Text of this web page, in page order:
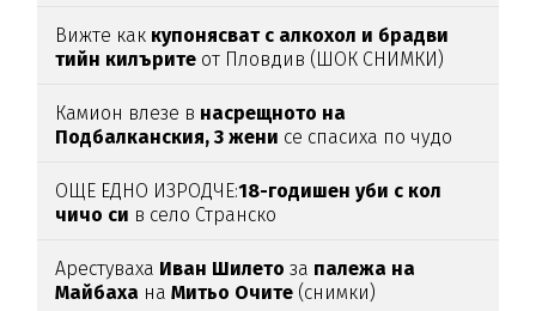
Вижте как купонясват с алкохол и брадви
тийн килърите от Пловдив (ШОК СНИМКИ)
Камион влезе в насрещното на
Подбалканския, 3 жени се спасиха по чудо
ОЩЕ ЕДНО ИЗРОДЧЕ:18-годишен уби с кол
чичо си в село Странско
Арестуваха Иван Шилетоза палежа на
Майбаха наМитьо Очите (снимки)